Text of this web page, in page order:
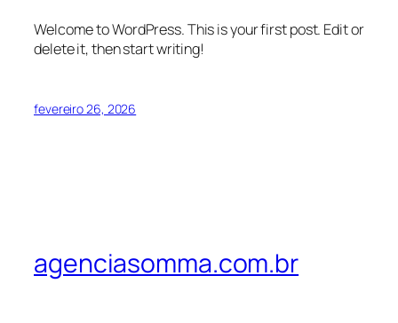
Welcome to WordPress. This is your first post. Edit or
delete it, then start writing!
fevereiro 26, 2026
agenciasomma.com.br